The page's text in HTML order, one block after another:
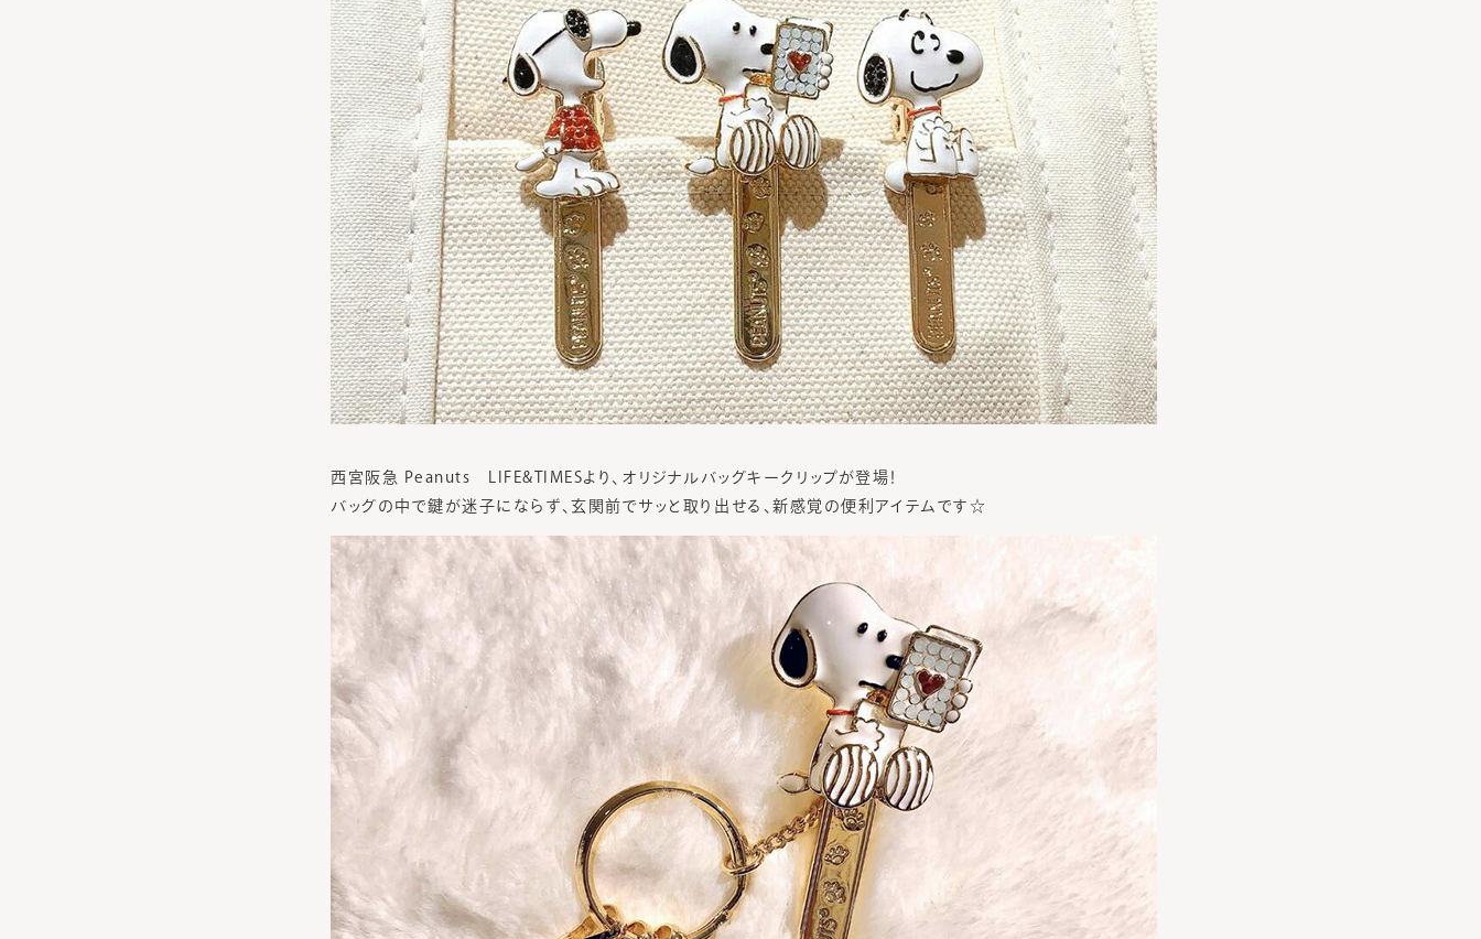
西宮阪急 Peanuts LIFE&TIMESより、オリジナルバッグキークリップが登場！
バッグの中で鍵が迷子にならず、玄関前でサッと取り出せる、新感覚の便利アイテムです☆